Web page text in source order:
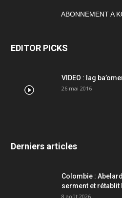
ABONNEMENT A
EDITOR PICKS
VIDEO : lag
26 mai 2016
Derniers articles
Colombie :
serment et rétablit
8 août 2026